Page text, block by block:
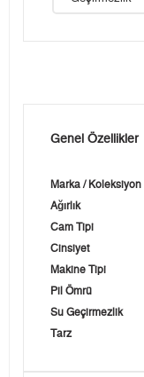
Genel Özellikler
Marka / Koleksiyon
Ağırlık
Cam Tipi
Cinsiyet
Makine Tipi
Pil Ömrü
Su Geçirmezlik
Tarz